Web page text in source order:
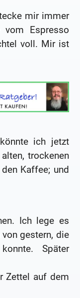
mir immer
vom Espresso
voll. Mir ist
ich jetzt
trockenen
Kaffee; und
Ich lege es
gestern, die
Später
Zettel auf dem